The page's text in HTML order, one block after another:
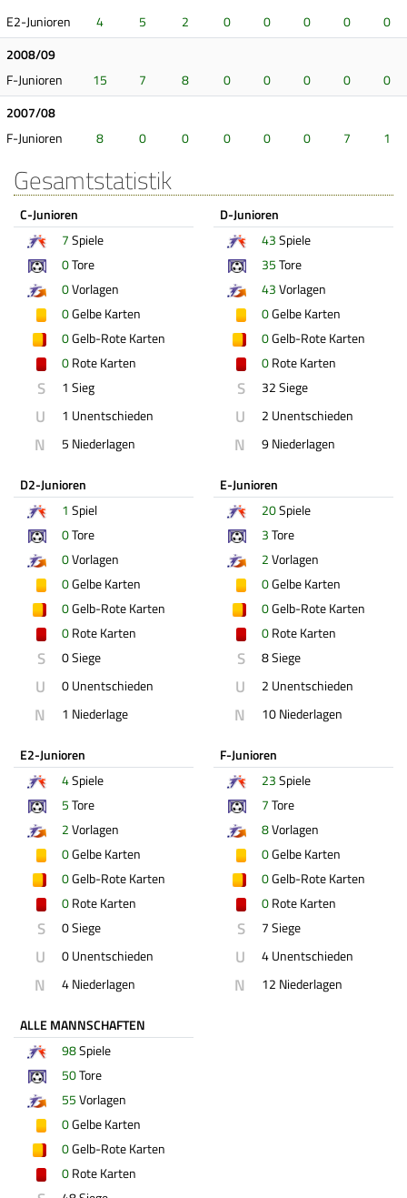
E2-Junioren
4 5 2 0 0 0 0
0
2008/09
F-Junioren
15 7 8 0 0 0 0
0
2007/08
F-Junioren
8 0 0 0 0 0 7 1
Gesamtstatistik
C-Junioren
7Spiele
0Tore
0Vorlagen
0Gelbe Karten
0Gelb-Rote Karten
0Rote Karten
S 1 Sieg
U 1 Unentschieden
N 5 Niederlagen
D-Junioren
43Spiele
35Tore
43Vorlagen
0Gelbe Karten
0Gelb-Rote Karten
0Rote Karten
S 32 Siege
U 2 Unentschieden
N 9 Niederlagen
D2-Junioren
1 Spiel
0Tore
0Vorlagen
0Gelbe Karten
0Gelb-Rote Karten
0Rote Karten
S 0 Siege
U 0 Unentschieden
N 1 Niederlage
E-Junioren
20Spiele
3Tore
2Vorlagen
0Gelbe Karten
0Gelb-Rote Karten
0Rote Karten
S 8 Siege
U 2 Unentschieden
N 10 Niederlagen
E2-Junioren
4Spiele
5Tore
2Vorlagen
0Gelbe Karten
0Gelb-Rote Karten
0Rote Karten
S 0 Siege
U 0 Unentschieden
N 4 Niederlagen
F-Junioren
23Spiele
7Tore
8Vorlagen
0Gelbe Karten
0Gelb-Rote Karten
0Rote Karten
S 7 Siege
U 4 Unentschieden
N 12 Niederlagen
ALLE MANNSCHAFTEN
98Spiele
50Tore
55Vorlagen
0Gelbe Karten
0Gelb-Rote Karten
0Rote Karten